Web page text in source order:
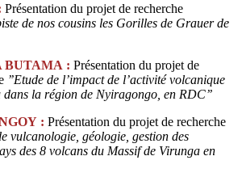
Présentation du projet de recherche
de nos cousins les Gorilles de Grauer de
BUTAMA : Présentation du projet de
’’Etude de l’impact de l’activité volcanique
la région de Nyiragongo, en RDC’’
: Présentation du projet de recherche
vulcanologie, géologie, gestion des
des 8 volcans du Massif de Virunga en